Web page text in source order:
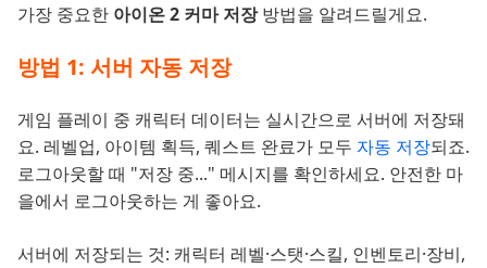
가장 중요한 아이온 2 커마 저장방법을 알려드릴게요.
방법 1: 서버 자동 저장
게임 플레이 중 캐릭터 데이터는 실시간으로 서버에 저장돼
요. 레벨업, 아이템 획득, 퀘스트 완료가 모두 자동 저장되죠.
로그아웃할 때 "저장 중..." 메시지를 확인하세요. 안전한 마
을에서 로그아웃하는 게 좋아요.
서버에 저장되는 것: 캐릭터 레벨·스탯·스킬, 인벤토리·장비,